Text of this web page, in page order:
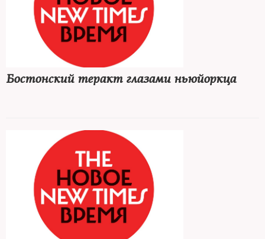
Бостонский теракт глазами ньюйоркца